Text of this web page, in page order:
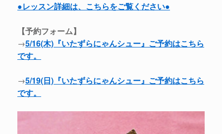
●レッスン詳細は、こちらをご覧ください●
【予約フォーム】
→5/16(木)『いたずらにゃんシュー』ご予約はこちら
です。
→5/19(日)『いたずらにゃんシュー』ご予約はこちら
です。